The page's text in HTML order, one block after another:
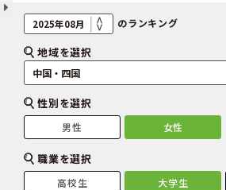
のランキング
地域を選択
性別を選択
男性 女性
職業を選択
高校生 大学生